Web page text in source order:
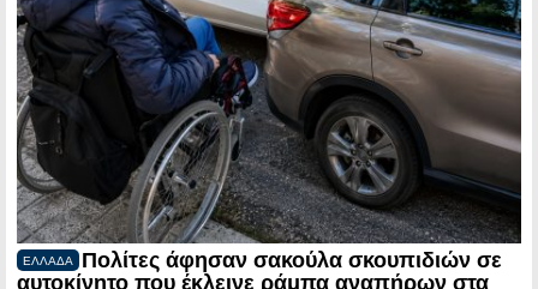
ΕΛΛΑΔΑ
Πολίτες άφησαν σακούλα σκουπιδιών σε
αυτοκίνητο που έκλεινε ράμπα αναπήρων στα